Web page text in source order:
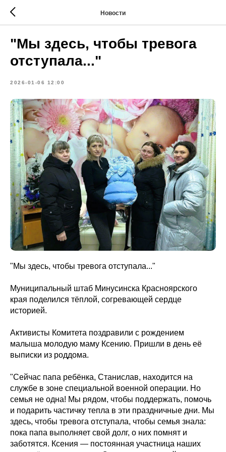
Новости
"Мы здесь, чтобы тревога
отступала..."
2026-01-06 12:00
"Мы здесь, чтобы тревога отступала..."
Муниципальный штаб Минусинска Красноярского
края поделился тёплой, согревающей сердце
историей.
Активисты Комитета поздравили с рождением
малыша молодую маму Ксению. Пришли в день её
выписки из роддома.
"Сейчас папа ребёнка, Станислав, находится на
службе в зоне специальной военной операции. Но
семья не одна! Мы рядом, чтобы поддержать, помочь
и подарить частичку тепла в эти праздничные дни. Мы
здесь, чтобы тревога отступала, чтобы семья знала:
пока папа выполняет свой долг, о них помнят и
заботятся. Ксения — постоянная участница наших